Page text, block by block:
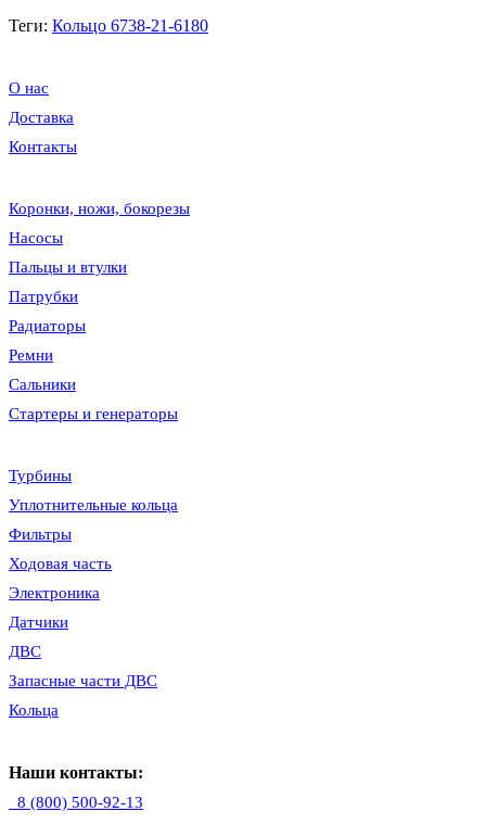
Теги: Кольцо 6738-21-6180
О нас
Доставка
Контакты
Коронки, ножи, бокорезы
Насосы
Пальцы и втулки
Патрубки
Радиаторы
Ремни
Сальники
Стартеры и генераторы
Турбины
Уплотнительные кольца
Фильтры
Ходовая часть
Электроника
Датчики
ДВС
Запасные части ДВС
Кольца
Наши контакты:
8 (800) 500-92-13